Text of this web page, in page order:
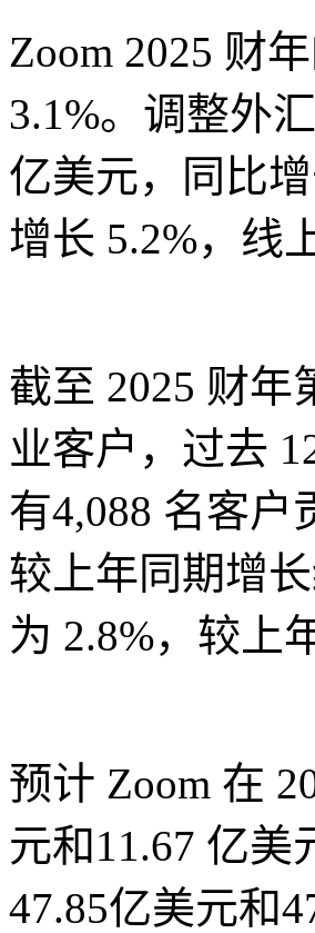
Zoom 2025 财
3.1%。调整外
亿美元，同比
增长 5.2%，线
截至 2025 财年
业客户，过去
有4,088 名客户
较上年同期增
为 2.8%，较上
预计 Zoom 在
元和11.67 亿美
47.85亿美元和